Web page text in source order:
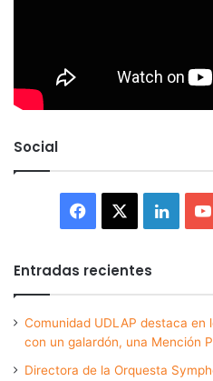
Social
Facebook
Entradas recientes
Comunidad UDLAP destaca en
con un galardón, una Mención
Directora de la Orquesta